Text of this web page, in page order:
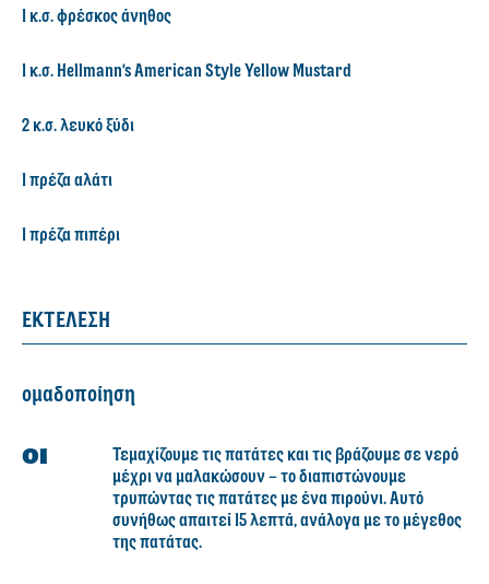
1 κ.σ. φρέσκος άνηθος
1 κ.σ. Hellmann's American Style Yellow Mustard
2 κ.σ. λευκό ξύδι
1 πρέζα αλάτι
1 πρέζα πιπέρι
ΕΚΤΕΛΕΣΗ
ομαδοποίηση
Τεμαχίζουμε τις πατάτες και τις βράζουμε σε νερό
μέχρι να μαλακώσουν – το διαπιστώνουμε
τρυπώντας τις πατάτες με ένα πιρούνι. Αυτό
συνήθως απαιτεί 15 λεπτά, ανάλογα με το μέγεθος
της πατάτας.